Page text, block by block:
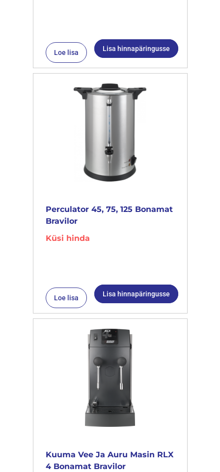
Loe lisa Lisa hinnapäringusse
Perculator 45, 75, 125 Bonamat
Bravilor
Küsi hinda
Loe lisa Lisa hinnapäringusse
Kuuma Vee Ja Auru Masin RLX
4 Bonamat Bravilor